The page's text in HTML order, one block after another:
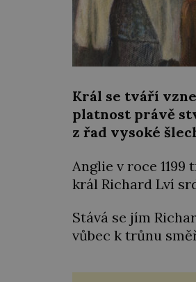
Král se tváří
platnost právě
z řad vysoké
Anglie v roce
král Richard Lví
Stává se jím
vůbec k trůnu